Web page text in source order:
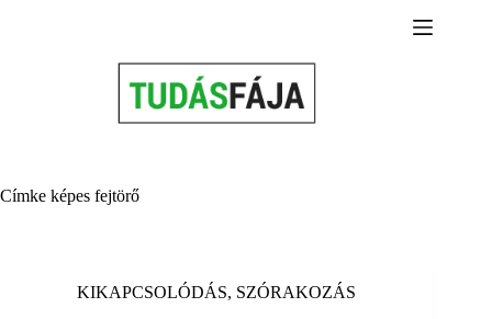
Címke képes fejtörő
KIKAPCSOLÓDÁS, SZÓRAKOZÁS